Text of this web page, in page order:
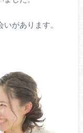
があります。